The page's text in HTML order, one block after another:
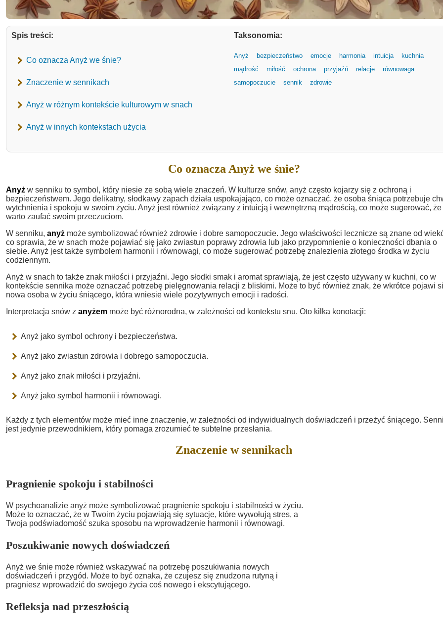
Spis treści:
Co oznacza Anyż we śnie?
Znaczenie w sennikach
Anyż w różnym kontekście kulturowym w snach
Anyż w innych kontekstach użycia
Taksonomia:
Anyż bezpieczeństwo emocje harmonia intuicja
kuchnia
mądrość
miłość ochrona przyjaźń relacje
równowaga
samopoczucie
sennik zdrowie
Co oznacza Anyż we śnie?
Anyż w senniku to symbol, który niesie ze sobą wiele znaczeń. W kulturze snów, anyż często kojarzy się z ochroną i
bezpieczeństwem. Jego delikatny, słodkawy zapach działa uspokajająco, co może oznaczać, że osoba śniąca potrzebuje
wytchnienia i spokoju w swoim życiu. Anyż jest również związany z intuicją i wewnętrzną mądrością, co może sugerować, że
warto zaufać swoim przeczuciom.
W senniku, anyż może symbolizować również zdrowie i dobre samopoczucie. Jego właściwości lecznicze są znane od
co sprawia, że w snach może pojawiać się jako zwiastun poprawy zdrowia lub jako przypomnienie o konieczności dbania o
siebie. Anyż jest także symbolem harmonii i równowagi, co może sugerować potrzebę znalezienia złotego środka w życiu
codziennym.
Anyż w snach to także znak miłości i przyjaźni. Jego słodki smak i aromat sprawiają, że jest często używany w kuchni, co w
kontekście sennika może oznaczać potrzebę pielęgnowania relacji z bliskimi. Może to być również znak, że wkrótce pojawi
nowa osoba w życiu śniącego, która wniesie wiele pozytywnych emocji i radości.
Interpretacja snów z anyżem może być różnorodna, w zależności od kontekstu snu. Oto kilka konotacji:
Anyż jako symbol ochrony i bezpieczeństwa.
Anyż jako zwiastun zdrowia i dobrego samopoczucia.
Anyż jako znak miłości i przyjaźni.
Anyż jako symbol harmonii i równowagi.
Każdy z tych elementów może mieć inne znaczenie, w zależności od indywidualnych doświadczeń i przeżyć śniącego.
jest jedynie przewodnikiem, który pomaga zrozumieć te subtelne przesłania.
Znaczenie w sennikach
Pragnienie spokoju i stabilności
W psychoanalizie anyż może symbolizować pragnienie spokoju i stabilności w życiu.
Może to oznaczać, że w Twoim życiu pojawiają się sytuacje, które wywołują stres, a
Twoja podświadomość szuka sposobu na wprowadzenie harmonii i równowagi.
Poszukiwanie nowych doświadczeń
Anyż we śnie może również wskazywać na potrzebę poszukiwania nowych
doświadczeń i przygód. Może to być oznaka, że czujesz się znudzona rutyną i
pragniesz wprowadzić do swojego życia coś nowego i ekscytującego.
Refleksja nad przeszłością